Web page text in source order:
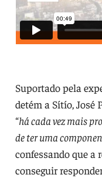
Suportado pela
detém a Sítío, José
“há cada vez mais
de ter uma
confessando que a
conseguir